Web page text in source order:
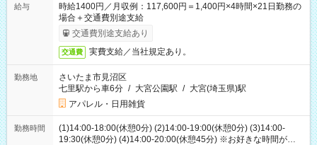
給与
時給1400円／月収例：117,600円＝1,400円×4時間×21日勤務の
場合＋交通費別途支給
交通費別途支給あり
交通費 実費支給／当社規定あり。
勤務地
さいたま市見沼区
七里駅から車6分 / 大宮公園駅 / 大宮(埼玉県)駅
アパレル・日用雑貨
勤務時間
(1)14:00-18:00(休憩0分) (2)14:00-19:00(休憩0分) (3)14:00-
19:30(休憩0分) (4)14:00-20:00(休憩45分) ※お好きな時間が選べ